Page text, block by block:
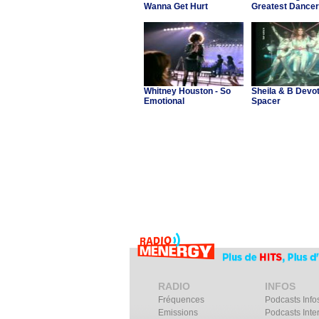
Wanna Get Hurt
Greatest Dancer
Whitney Houston - So
Emotional
Sheila & B
Spacer
RADIO
Fréquences
Emissions
INFOS
Podcasts
Podcasts